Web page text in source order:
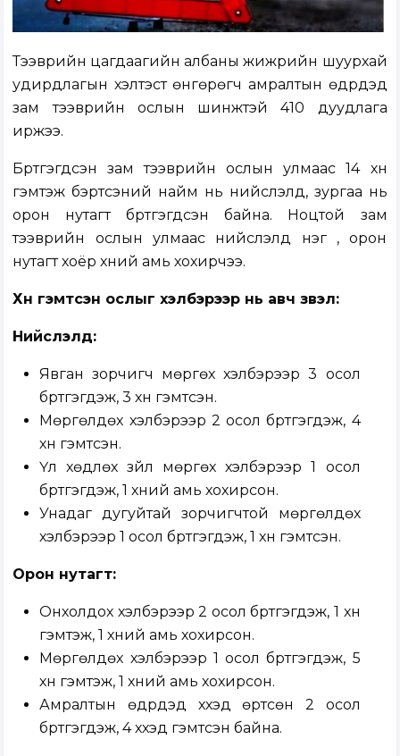
Тээврийн цагдаагийн албаны жижүүрийн шуурхай
удирдлагын хэлтэст өнгөрөгч амралтын өдрүүдэд
зам тээврийн ослын шинжтэй 410 дуудлага
иржээ.
Бүртгэгдсэн зам тээврийн ослын улмаас 14 хүн
гэмтэж бэртсэний найм нь нийслэлд, зургаа нь
орон нутагт бүртгэгдсэн байна. Ноцтой зам
тээврийн ослын улмаас нийслэлд нэг , орон
нутагт хоёр хүний амь хохирчээ.
Хүн гэмтсэн ослыг хэлбэрээр нь авч үзвэл:
Нийслэлд:
Явган зорчигч мөргөх хэлбэрээр 3 осол
бүртгэгдэж, 3 хүн гэмтсэн.
Мөргөлдөх хэлбэрээр 2 осол бүртгэгдэж, 4
хүн гэмтсэн.
Үл хөдлөх зүйл мөргөх хэлбэрээр 1 осол
бүртгэгдэж, 1 хүний амь хохирсон.
Унадаг дугуйтай зорчигчтой мөргөлдөх
хэлбэрээр 1 осол бүртгэгдэж, 1 хүн гэмтсэн.
Орон нутагт:
Онхолдох хэлбэрээр 2 осол бүртгэгдэж, 1 хүн
гэмтэж, 1 хүний амь хохирсон.
Мөргөлдөх хэлбэрээр 1 осол бүртгэгдэж, 5
хүн гэмтэж, 1 хүний амь хохирсон.
Амралтын өдрүүдэд хүүхэд өртсөн 2 осол
бүртгэгдэж, 4 хүүхэд гэмтсэн байна.